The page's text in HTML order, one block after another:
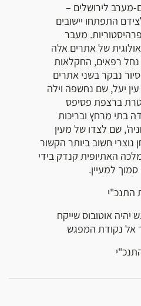
לירושלים –
התפתחו יישובים
מעבר
של אתרים אלה
רפאים, החקלאות
נבקר בשני אתרים
יעל, שם נחשפה וילה
ברצפת פסיפס
בתי מרחץ ובריכות
שם לצדו של מעין
חשוב ביותר הקשור
האתיופית קנדק בידי
למעיין.
התנכ"י
אוטובוס שייקח
אל נקודת המפגש